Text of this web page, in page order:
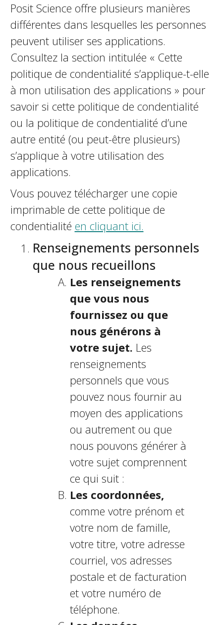
Posit Science offre plusieurs manières
différentes dans lesquelles les personnes
peuvent utiliser ses applications.
Consultez la section intitulée « Cette
politique de confidentialité s’applique-t-elle
à mon utilisation des applications » pour
savoir si cette politique de confidentialité
ou la politique de confidentialité d’une
autre entité (ou peut-être plusieurs)
s’applique à votre utilisation des
applications.
Vous pouvez télécharger une copie
imprimable de cette politique de
confidentialité en cliquant ici.
Renseignements personnels
que nous recueillons
Les renseignements
que vous nous
fournissez ou que
nous générons à
votre sujet. Les
renseignements
personnels que vous
pouvez nous fournir au
moyen des applications
ou autrement ou que
nous pouvons générer à
votre sujet comprennent
ce qui suit :
Les coordonnées,
comme votre prénom et
votre nom de famille,
votre titre, votre adresse
courriel, vos adresses
postale et de facturation
et votre numéro de
téléphone.